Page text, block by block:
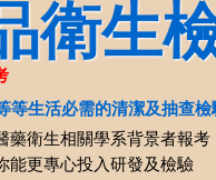
衛生
等生活必需的清潔及抽查檢
藥衛生相關學系背景者報考
能更專心投入研發及檢驗